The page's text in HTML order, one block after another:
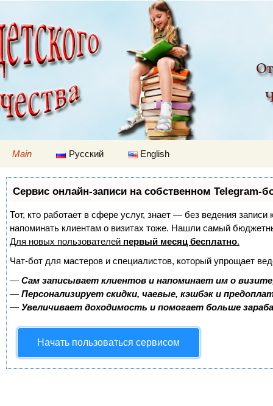
Children's
Main Русский English
Сервис онлайн-записи на собственном Telegram-
Тот, кто работает в сфере услуг, знает — без ведения
напоминать клиентам о визитах тоже. Нашли самый
Для новых пользователей первый месяц бесплатно.
Чат-бот для мастеров и специалистов, который упрощает
— Сам записывает клиентов и напоминает им о
— Персонализирует скидки, чаевые, кэшбэк и
— Увеличивает доходимость и помогает больше
Начать пользоваться сервисом